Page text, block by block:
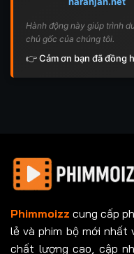
Hành động này giúp trình
chủ gốc của chúng tôi.
👉 Cảm ơn bạn đã đồng
Phimmoizz cung cấp
lẻ và phim bộ mới nhất
chất lượng cao, cập